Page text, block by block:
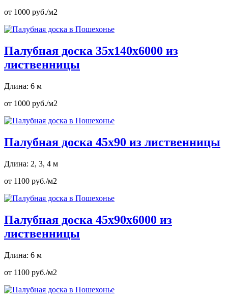
от 1000 руб./м2
Палубная доска 35х140х6000 из
лиственницы
Длина: 6 м
от 1000 руб./м2
Палубная доска 45х90 из лиственницы
Длина: 2, 3, 4 м
от 1100 руб./м2
Палубная доска 45х90х6000 из
лиственницы
Длина: 6 м
от 1100 руб./м2